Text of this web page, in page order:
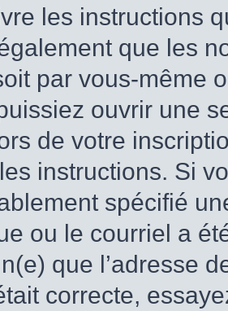
les instructions
que les
par vous-même
ouvrir une
de votre
instructions. Si
spécifié
ou le courriel a
que l’adresse
correcte,